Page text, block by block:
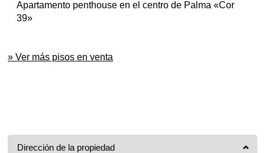
Apartamento penthouse en el centro de Palma «Cor
39»
» Ver más pisos en venta
Dirección de la propiedad